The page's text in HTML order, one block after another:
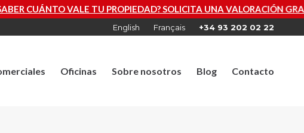
PROPIEDAD? SOLICITA UNA VALORACIÓN GRATUITA AHORA
English Français +34 93 202 02 22
Oficinas Sobre nosotros Blog Contacto